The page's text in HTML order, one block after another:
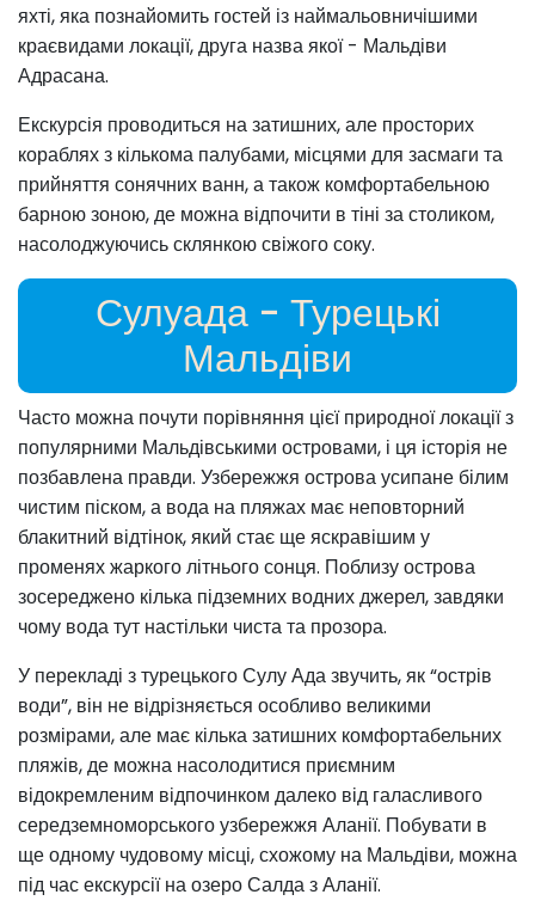
яхті, яка познайомить гостей із наймальовничішими
краєвидами локації, друга назва якої - Мальдіви
Адрасана.
Екскурсія проводиться на затишних, але просторих
кораблях з кількома палубами, місцями для засмаги та
прийняття сонячних ванн, а також комфортабельною
барною зоною, де можна відпочити в тіні за столиком,
насолоджуючись склянкою свіжого соку.
Сулуада - Турецькі
Мальдіви
Часто можна почути порівняння цієї природної локації з
популярними Мальдівськими островами, і ця історія не
позбавлена правди. Узбережжя острова усипане білим
чистим піском, а вода на пляжах має неповторний
блакитний відтінок, який стає ще яскравішим у
променях жаркого літнього сонця. Поблизу острова
зосереджено кілька підземних водних джерел, завдяки
чому вода тут настільки чиста та прозора.
У перекладі з турецького Сулу Ада звучить, як “острів
води”, він не відрізняється особливо великими
розмірами, але має кілька затишних комфортабельних
пляжів, де можна насолодитися приємним
відокремленим відпочинком далеко від галасливого
середземноморського узбережжя Аланії. Побувати в
ще одному чудовому місці, схожому на Мальдіви, можна
під час екскурсії на озеро Салда з Аланії.